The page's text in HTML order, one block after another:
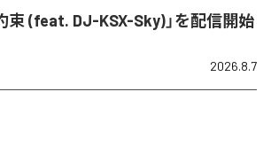
束 (feat. DJ-KSX-Sky)」を配信開始
2026.8.7